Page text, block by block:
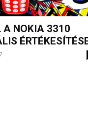
A NOKIA 3310